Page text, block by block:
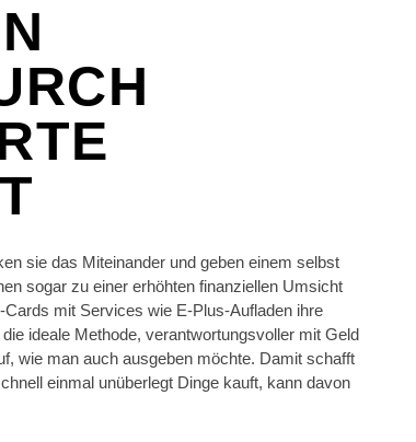
sie das Miteinander und geben einem selbst
sogar zu einer erhöhten finanziellen Umsicht
mit Services wie E-Plus-Aufladen ihre
ideale Methode, verantwortungsvoller mit Geld
wie man auch ausgeben möchte. Damit schafft
einmal unüberlegt Dinge kauft, kann davon